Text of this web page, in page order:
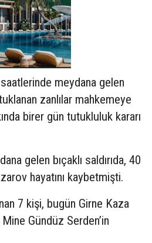
saatlerinde meydana gelen
zanlılar mahkemeye
birer gün tutukluluk kararı
gelen bıçaklı saldırıda, 40
hayatını kaybetmişti.
7 kişi, bugün Girne Kaza
Gündüz Serden’in